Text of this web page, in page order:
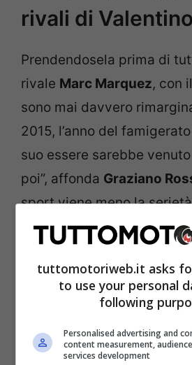
rivali di
Prendendosela prima di
rivale Marc Marquez, con
sono mai davvero
2015, l’anno del famigerato
suo essere sarebbe
poi”, affonda Graziano
sport viene meno la
il gusto di fare sport
avversari, poi non c’è
tuttomotoriweb.it asks
to use your personal
following
Personalised advertising and
content measurement,
services development